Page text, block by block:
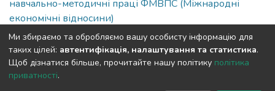
навчально-методичні праці ФМВПС (Міжнародні
економічні відносини)
Full item page
Ми збираємо та обробляємо вашу особисту інформацію для
таких цілей: автентифікація, налаштування та статистика.
Щоб дізнатися більше, прочитайте нашу політику політика
приватності.